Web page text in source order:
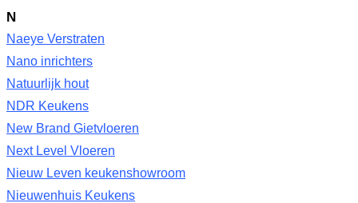
N
Naeye Verstraten
Nano inrichters
Natuurlijk hout
NDR Keukens
New Brand Gietvloeren
Next Level Vloeren
Nieuw Leven keukenshowroom
Nieuwenhuis Keukens